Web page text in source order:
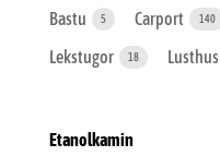
Bastu 5 Carport 140
Lekstugor 18 Lusthus
Etanolkamin